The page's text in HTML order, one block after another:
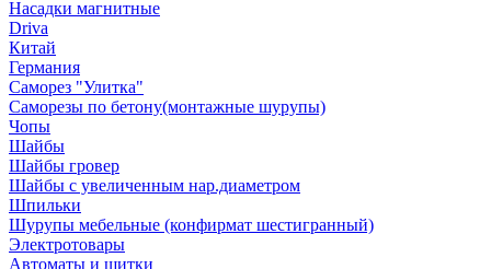
Насадки магнитные
Driva
Китай
Германия
Саморез "Улитка"
Саморезы по бетону(монтажные шурупы)
Чопы
Шайбы
Шайбы гровер
Шайбы с увеличенным нар.диаметром
Шпильки
Шурупы мебельные (конфирмат шестигранный)
Электротовары
Автоматы и щитки